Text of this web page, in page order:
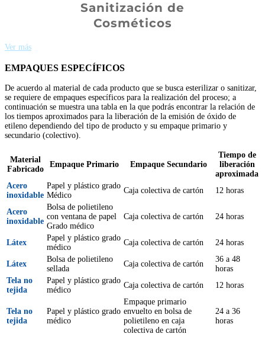
Sanitización de
Cosméticos
Ver más
EMPAQUES ESPECÍFICOS
De acuerdo al material de cada producto que se busca esterilizar o sanitizar,
se requiere de empaques específicos para la realización del proceso; a
continuación se muestra una tabla en la que podrás encontrar la relación de
los tiempos aproximados para la liberación de la emisión de óxido de
etileno dependiendo del tipo de producto y su empaque primario y
secundario (colectivo).
Material
Fabricado
Empaque Primario Empaque Secundario
Tiempo de
liberación
aproximada
Acero
inoxidable
Papel y plástico grado
Médico
Caja colectiva de cartón 12 horas
Acero
inoxidable
Bolsa de polietileno
con ventana de papel
Grado médico
Caja colectiva de cartón 24 horas
Látex
Papel y plástico grado
médico
Caja colectiva de cartón 24 horas
Látex
Bolsa de polietileno
sellada
Caja colectiva de cartón
36 a 48
horas
Tela no
tejida
Papel y plástico grado
médico
Caja colectiva de cartón 12 horas
Tela no
tejida
Papel y plástico grado
médico
Empaque primario
envuelto en bolsa de
polietileno en caja
colectiva de cartón
24 a 36
horas